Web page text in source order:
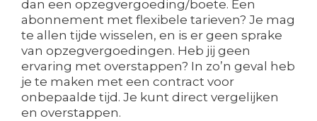
dan een opzegvergoeding/boete. Een
abonnement met flexibele tarieven? Je mag
te allen tijde wisselen, en is er geen sprake
van opzegvergoedingen. Heb jij geen
ervaring met overstappen? In zo’n geval heb
je te maken met een contract voor
onbepaalde tijd. Je kunt direct vergelijken
en overstappen.